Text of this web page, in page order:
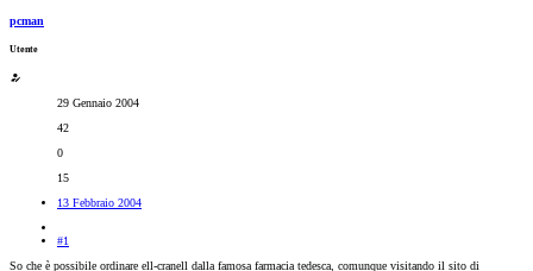
pcman
Utente
29 Gennaio 2004
42
0
15
13 Febbraio 2004
#1
So che è possibile ordinare ell-cranell dalla famosa farmacia tedesca, comunque visitando il sito di